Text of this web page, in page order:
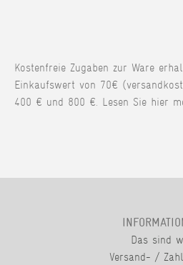
Kostenfreie Zugaben zur Ware
Einkaufswert von 70€
400 € und 800 €. Lesen Sie hier
Das sind
Versand- /